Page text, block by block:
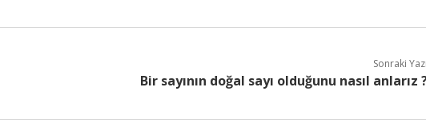
Sonraki
Bir sayının doğal sayı olduğunu nasıl anlarız